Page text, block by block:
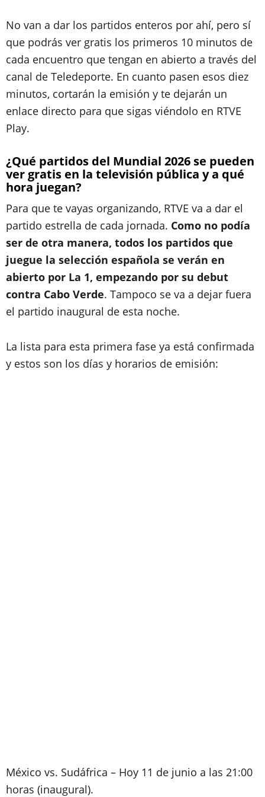
No van a dar los partidos enteros por ahí, pero sí
que podrás ver gratis los primeros 10 minutos de
cada encuentro que tengan en abierto a través del
canal de Teledeporte. En cuanto pasen esos diez
minutos, cortarán la emisión y te dejarán un
enlace directo para que sigas viéndolo en RTVE
Play.
¿Qué partidos del Mundial 2026 se pueden
ver gratis en la televisión pública y a qué
hora juegan?
Para que te vayas organizando, RTVE va a dar el
partido estrella de cada jornada. Como no podía
ser de otra manera, todos los partidos que
juegue la selección española se verán en
abierto por La 1, empezando por su debut
contra Cabo Verde. Tampoco se va a dejar fuera
el partido inaugural de esta noche.
La lista para esta primera fase ya está confirmada
y estos son los días y horarios de emisión:
México vs. Sudáfrica – Hoy 11 de junio a las 21:00
horas (inaugural).